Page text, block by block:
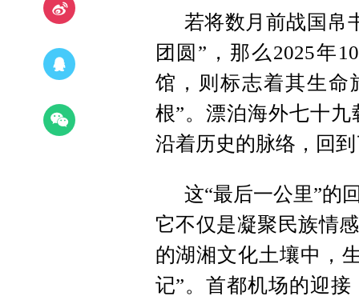
若将数月前战国帛
团圆”，那么2025年
馆，则标志着其生命
根”。漂泊海外七十
沿着历史的脉络，回
这“最后一公里”的
它不仅是凝聚民族情
的湖湘文化土壤中，
记”。首都机场的迎